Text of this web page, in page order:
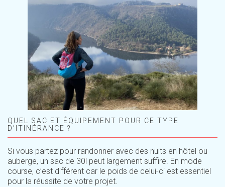
QUEL SAC ET ÉQUIPEMENT POUR CE TYPE
D’ITINÉRANCE ?
Si vous partez pour randonner avec des nuits en hôtel ou
auberge, un sac de 30l peut largement suffire. En mode
course, c’est différent car le poids de celui-ci est essentiel
pour la réussite de votre projet.